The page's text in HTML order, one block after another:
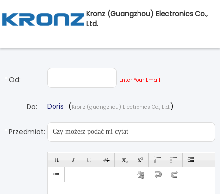
Kronz (guangzhou) Electronics Co.,
Ltd.
Od: Enter Your Email
Do: Doris (Kronz (guangzhou) Electronics Co., Ltd.)
Przedmiot: